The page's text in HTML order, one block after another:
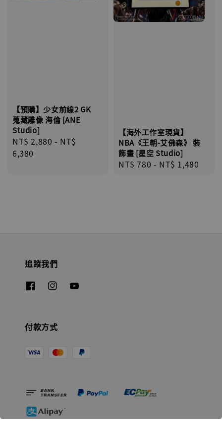
【預購】少女前線2 GK
蒐藏雕像 海倫 [ANE
Studio]
Regular
price
NT$ 2,880 - NT$
6,380
【海外工作室現貨】
NBA《王朝-艾佛森》 裝
飾畫 [星空 Studio]
Regular
NT$ 780 - NT$ 1,480
追蹤我們
付款方式